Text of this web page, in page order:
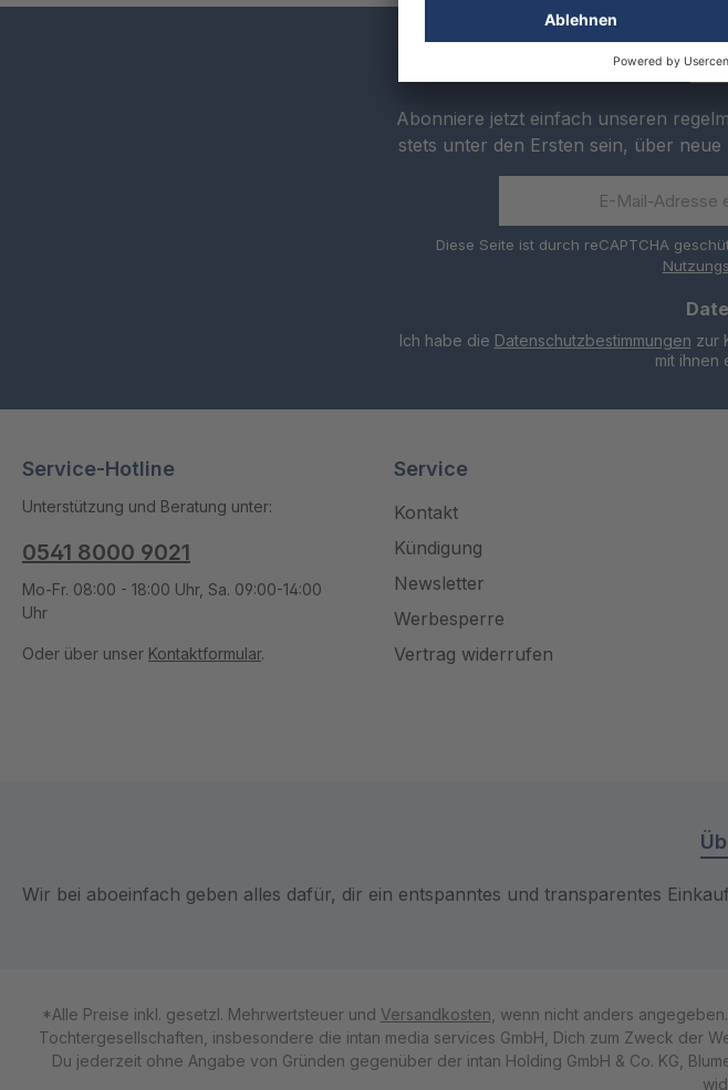
Abonniere jetzt einfach unseren
stets unter den Ersten sein, über
Diese Seite ist durch reCAPTCHA
Ich habe die Datenschutzbestimmungen zur
mit ihnen
Service-Hotline
Unterstützung und Beratung unter:
0541 8000 9021
Mo-Fr. 08:00 - 18:00 Uhr, Sa. 09:00-14:00
Uhr
Oder über unser Kontaktformular.
Service
Kontakt
Kündigung
Newsletter
Werbesperre
Vertrag widerrufen
Wir bei aboeinfach geben alles dafür, dir ein entspanntes und transparentes
*Alle Preise inkl. gesetzl. Mehrwertsteuer und Versandkosten , wenn nicht anders
Tochtergesellschaften, insbesondere die intan media services GmbH, Dich zum Zweck der
Du jederzeit ohne Angabe von Gründen gegenüber der intan Holding GmbH & Co. KG,